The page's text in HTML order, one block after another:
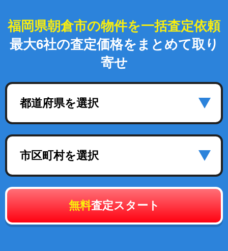
福岡県朝倉市の物件を一括査定依頼
最大6社の査定価格をまとめて取り
寄せ
都道府県を選択
市区町村を選択
無料査定スタート